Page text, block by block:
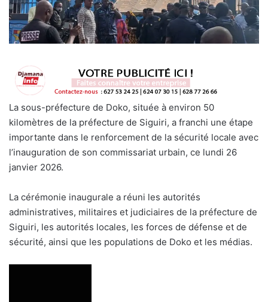
La sous-préfecture de Doko, située à environ 50
kilomètres de la préfecture de Siguiri, a franchi une étape
importante dans le renforcement de la sécurité locale avec
l’inauguration de son commissariat urbain, ce lundi 26
janvier 2026.
La cérémonie inaugurale a réuni les autorités
administratives, militaires et judiciaires de la préfecture de
Siguiri, les autorités locales, les forces de défense et de
sécurité, ainsi que les populations de Doko et les médias.